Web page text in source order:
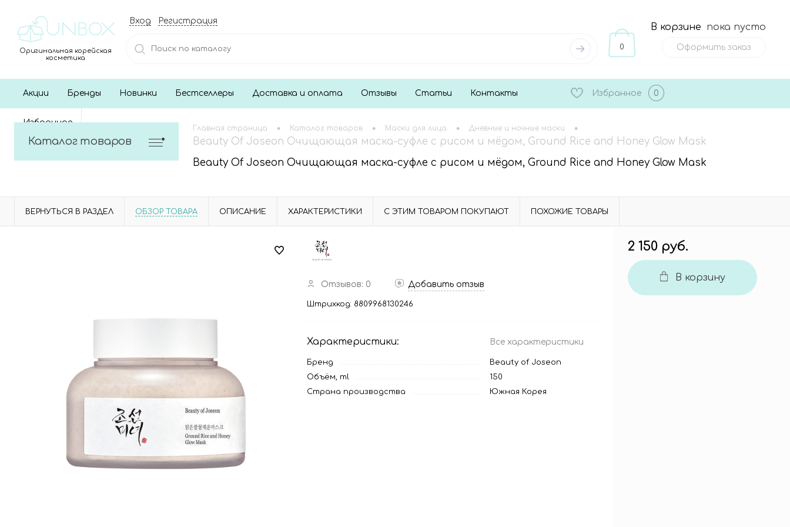
Оригинальная корейская
косметика
Вход Регистрация
0
В корзине пока пусто
Оформить заказ
Акции Бренды Новинки Бестселлеры Доставка и оплата Отзывы Статьи Контакты
Избранное
Избранное 0
Каталог товаров
Главная страница • Каталог товаров • Маски для лица • Дневные и ночные маски •
Beauty Of Joseon Очищающая маска-суфле с рисом и мёдом, Ground Rice and Honey Glow Mask
Beauty Of Joseon Очищающая маска-суфле с рисом и мёдом, Ground Rice and Honey Glow Mask
ВЕРНУТЬСЯ В РАЗДЕЛ ОБЗОР ТОВАРА ОПИСАНИЕ ХАРАКТЕРИСТИКИ С ЭТИМ ТОВАРОМ ПОКУПАЮТ ПОХОЖИЕ ТОВАРЫ
Отзывов: 0 Добавить отзыв
Штрихкод: 8809968130246
Характеристики: Все характеристики
Бренд
Beauty of Joseon
Объём, ml
150
Страна производства
Южная Корея
2 150 руб.
В корзину